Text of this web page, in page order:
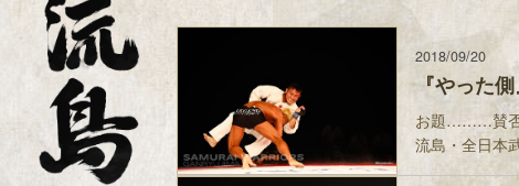
2018/09/20
『やった
お題………賛否
流島・全日本